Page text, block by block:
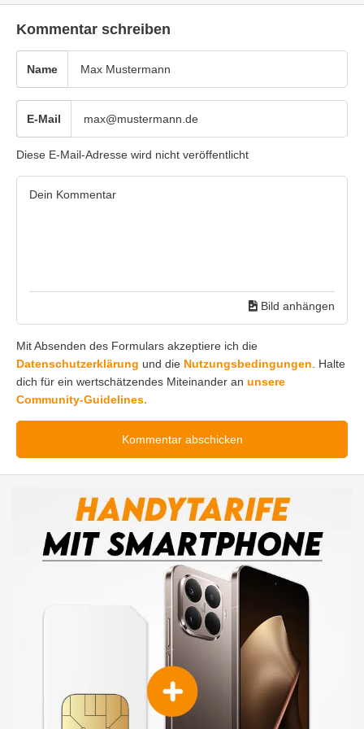
Kommentar schreiben
Name
E-Mail
Diese E-Mail-Adresse wird nicht veröffentlicht
Bild anhängen
Mit Absenden des Formulars akzeptiere ich die
Datenschutzerklärung und die Nutzungsbedingungen . Halte
dich für ein wertschätzendes Miteinander an unsere
Community-Guidelines.